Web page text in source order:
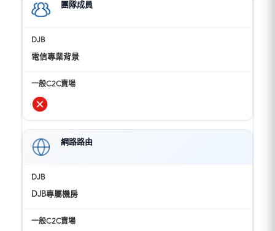
團隊成員
電信專業背景
網路路由
DJB專屬機房